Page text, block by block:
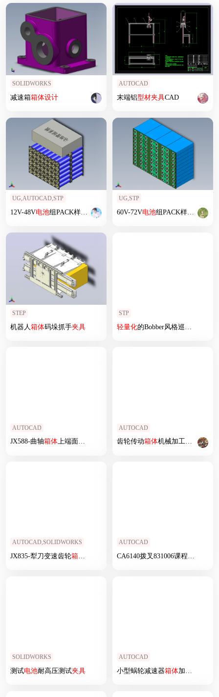
SOLIDWORKS
减速箱箱体设计
AUTOCAD
末端铝型材夹具CAD
UG,AUTOCAD,STP
12V-48V电池组PACK样品 箱体
UG,STP
60V-72V电池组PACK样品 箱体
STEP
机器人箱体码垛抓手夹具
STP
轻量化的Bobber风格巡航车
AUTOCAD
JX588-曲轴箱体上端面组合钻床及 夹具设计
AUTOCAD
齿轮传动箱体机械加工工艺规程及铣底平面
AUTOCAD,SOLIDWORKS
JX835-犁刀变速齿轮箱体 数控工艺及夹具设计
AUTOCAD
SOLIDWORKS
测试电池耐高压测试夹具
AUTOCAD
小型蜗轮减速器箱体加工工艺及其专用工装